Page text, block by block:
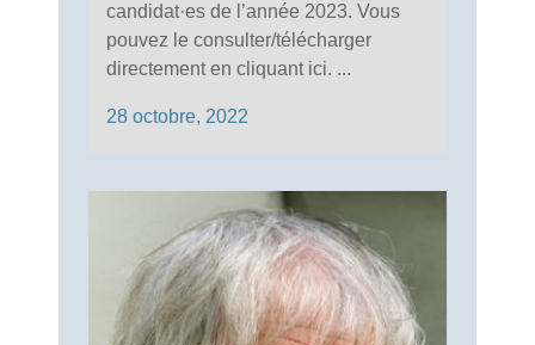
candidat·es de l’année 2023. Vous
pouvez le consulter/télécharger
directement en cliquant ici. ...
28 octobre, 2022